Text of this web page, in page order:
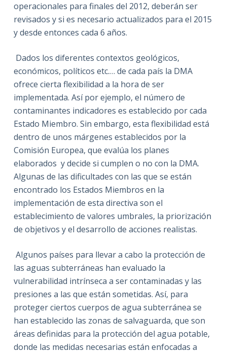
operacionales para finales del 2012, deberán ser
revisados y si es necesario actualizados para el 2015
y desde entonces cada 6 años.
Dados los diferentes contextos geológicos,
económicos, políticos etc.… de cada país la DMA
ofrece cierta flexibilidad a la hora de ser
implementada. Así por ejemplo, el número de
contaminantes indicadores es establecido por cada
Estado Miembro. Sin embargo, esta flexibilidad está
dentro de unos márgenes establecidos por la
Comisión Europea, que evalúa los planes
elaborados y decide si cumplen o no con la DMA.
Algunas de las dificultades con las que se están
encontrado los Estados Miembros en la
implementación de esta directiva son el
establecimiento de valores umbrales, la priorización
de objetivos y el desarrollo de acciones realistas.
Algunos países para llevar a cabo la protección de
las aguas subterráneas han evaluado la
vulnerabilidad intrínseca a ser contaminadas y las
presiones a las que están sometidas. Así, para
proteger ciertos cuerpos de agua subterránea se
han establecido las zonas de salvaguarda, que son
áreas definidas para la protección del agua potable,
donde las medidas necesarias están enfocadas a